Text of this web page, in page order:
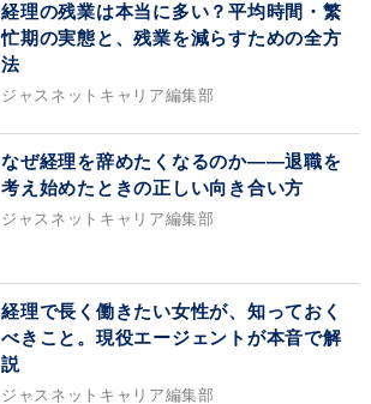
経理の残業は本当に多い？平均時間・繁
忙期の実態と、残業を減らすための全方
法
ジャスネットキャリア編集部
なぜ経理を辞めたくなるのか——退職を
考え始めたときの正しい向き合い方
ジャスネットキャリア編集部
経理で長く働きたい女性が、知っておく
べきこと。現役エージェントが本音で解
説
ジャスネットキャリア編集部